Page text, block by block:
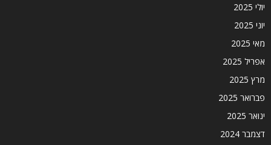
יולי 2025
יוני 2025
מאי 2025
אפריל 2025
מרץ 2025
פברואר 2025
ינואר 2025
דצמבר 2024